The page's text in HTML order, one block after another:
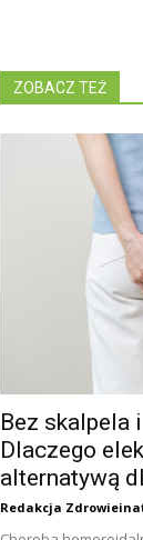
ZOBACZ TEŻ
Bez skalpela
Dlaczego
alternatywą
Redakcja